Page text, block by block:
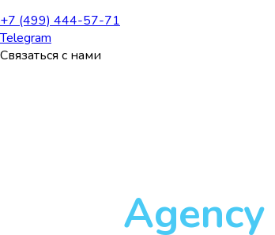
+7 (499) 444-57-71
Telegram
Связаться с нами
Agency